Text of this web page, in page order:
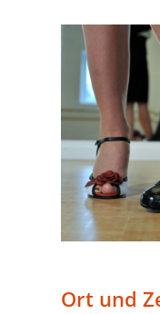
Ort und